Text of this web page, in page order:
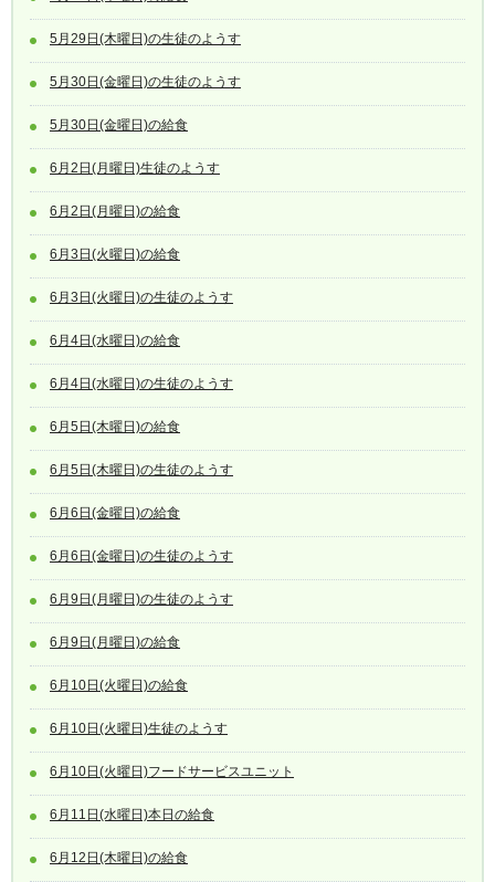
5月29日(木曜日)の生徒のようす
5月30日(金曜日)の生徒のようす
5月30日(金曜日)の給食
6月2日(月曜日)生徒のようす
6月2日(月曜日)の給食
6月3日(火曜日)の給食
6月3日(火曜日)の生徒のようす
6月4日(水曜日)の給食
6月4日(水曜日)の生徒のようす
6月5日(木曜日)の給食
6月5日(木曜日)の生徒のようす
6月6日(金曜日)の給食
6月6日(金曜日)の生徒のようす
6月9日(月曜日)の生徒のようす
6月9日(月曜日)の給食
6月10日(火曜日)の給食
6月10日(火曜日)生徒のようす
6月10日(火曜日)フードサービスユニット
6月11日(水曜日)本日の給食
6月12日(木曜日)の給食